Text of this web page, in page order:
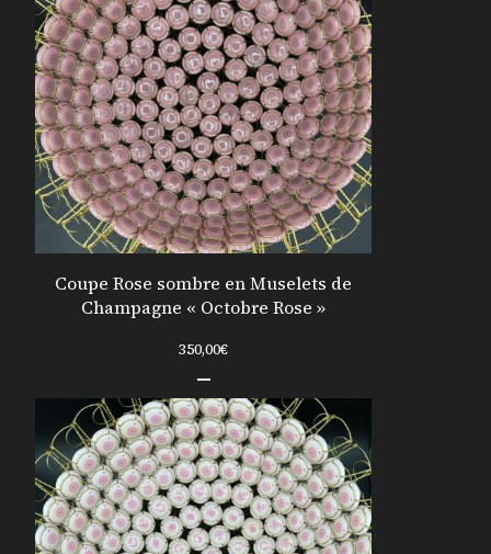
Coupe Rose sombre en Muselets de
Champagne « Octobre Rose »
350,00€